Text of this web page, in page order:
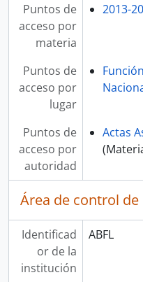
Puntos de
acceso por
materia
2013-
Puntos de
acceso por
lugar
Puntos de
acceso por
autoridad
Actas
Área de control
Identificad
or de la
institución
ABFL